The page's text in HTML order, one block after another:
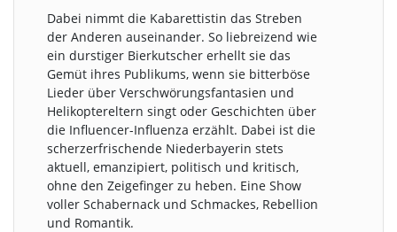
Dabei nimmt die Kabarettistin das Streben
der Anderen auseinander. So liebreizend wie
ein durstiger Bierkutscher erhellt sie das
Gemüt ihres Publikums, wenn sie bitterböse
Lieder über Verschwörungsfantasien und
Helikoptereltern singt oder Geschichten über
die Influencer-Influenza erzählt. Dabei ist die
scherzerfrischende Niederbayerin stets
aktuell, emanzipiert, politisch und kritisch,
ohne den Zeigefinger zu heben. Eine Show
voller Schabernack und Schmackes, Rebellion
und Romantik.